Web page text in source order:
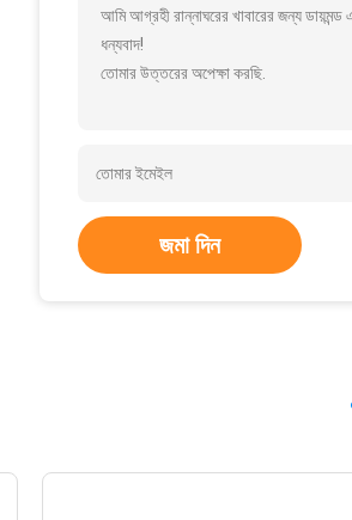
আমি আগ্রহী রান্নাঘরের খাবারের জন্য
ধন্যবাদ!
তোমার উত্তরের অপেক্ষা করছি.
জমা দিন